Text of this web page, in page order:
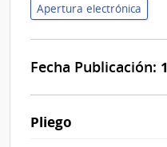
Apertura electrónica
Fecha Publicación:
Pliego